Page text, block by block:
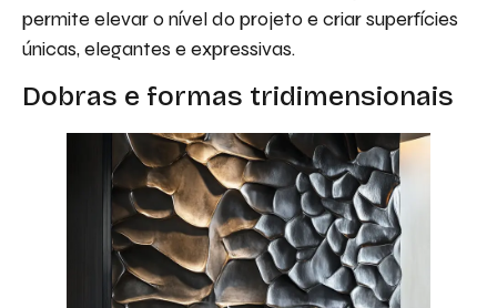
permite elevar o nível do projeto e criar superfícies
únicas, elegantes e expressivas.
Dobras e formas tridimensionais